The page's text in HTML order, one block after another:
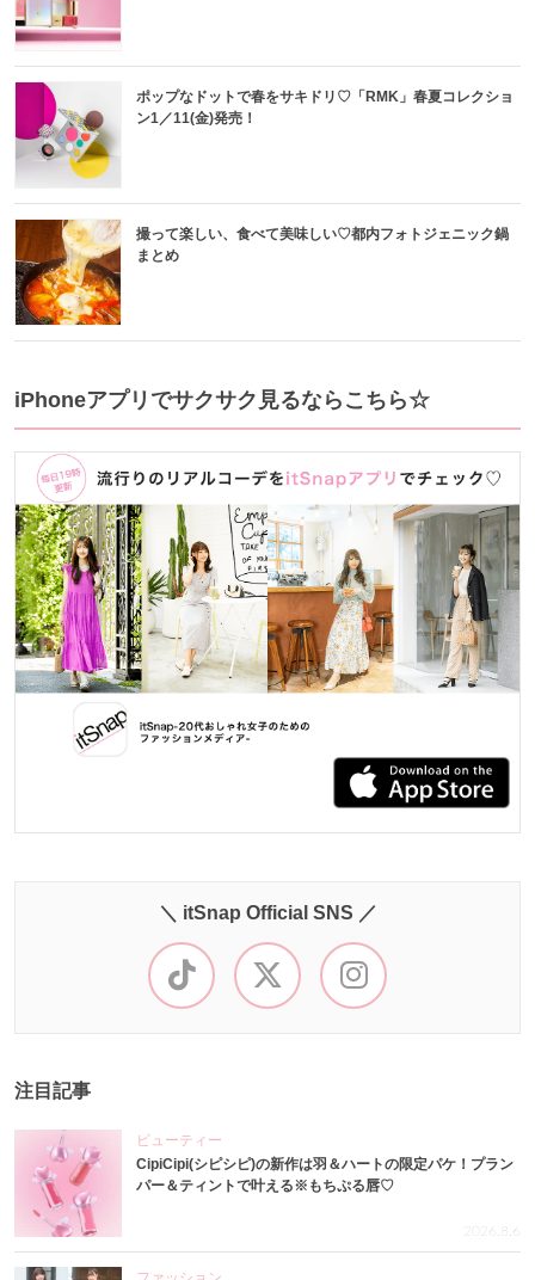
ポップなドットで春をサキドリ♡「RMK」春夏コレクショ
ン1／11(金)発売！
撮って楽しい、食べて美味しい♡都内フォトジェニック鍋
まとめ
iPhoneアプリでサクサク見るならこちら☆
＼ itSnap Official SNS ／
注目記事
ビューティー
CipiCipi(シピシピ)の新作は羽＆ハートの限定パケ！プラン
パー＆ティントで叶える※もちぷる唇♡
2026.8.6